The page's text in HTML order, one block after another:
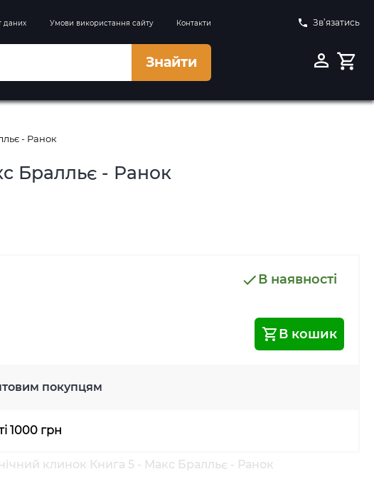
даних Умови використання сайту Контакти Зв’язатись
Знайти
- Ранок
Бралльє - Ранок
В наявності
В кошик
покупцям
1000 грн
клинок Книга 5 - Макс Бралльє - Ранок